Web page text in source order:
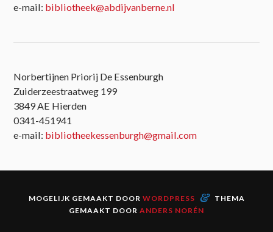
e-mail: bibliotheek@abdijvanberne.nl
Norbertijnen Priorij De Essenburgh
Zuiderzeestraatweg 199
3849 AE Hierden
0341-451941
e-mail: bibliotheekessenburgh@gmail.com
MOGELIJK GEMAAKT DOOR WORDPRESS &
THEMA
GEMAAKT DOOR ANDERS NORÉN